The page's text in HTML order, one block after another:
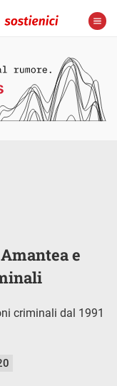
e
criminali dal 1991